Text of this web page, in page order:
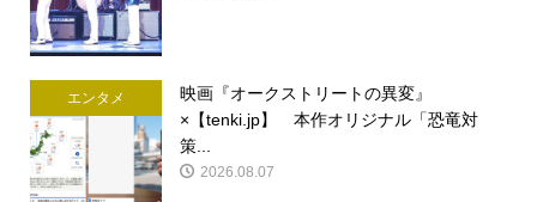
エンタメ
映画『オークストリートの異変』
×【tenki.jp】 本作オリジナル「恐竜対
策...
2026.08.07